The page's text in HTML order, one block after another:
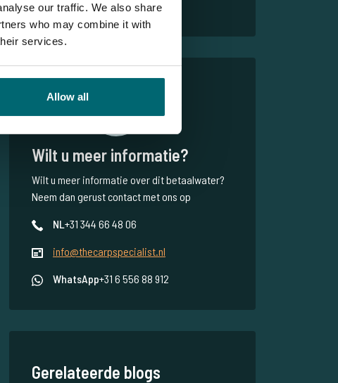
our traffic. We also share
who may combine it with
services.
Allow all Bas
Wilt u meer informatie?
Wilt u meer informatie over dit betaalwater?
Neem dan gerust contact met ons op
NL+31 344 66 48 06
info@thecarpspecialist.nl
WhatsApp+31 6 556 88 912
Gerelateerde blogs